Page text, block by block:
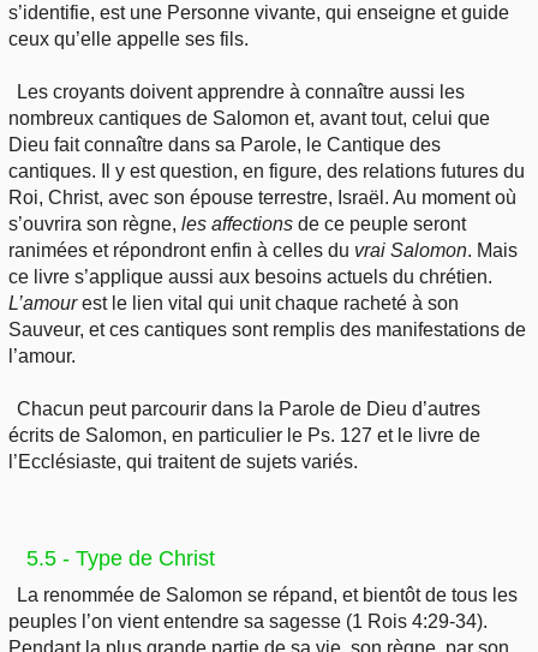
s’identifie, est une Personne vivante, qui enseigne et guide
ceux qu’elle appelle ses fils.
Les croyants doivent apprendre à connaître aussi les
nombreux cantiques de Salomon et, avant tout, celui que
Dieu fait connaître dans sa Parole, le Cantique des
cantiques. Il y est question, en figure, des relations futures du
Roi, Christ, avec son épouse terrestre, Israël. Au moment où
s’ouvrira son règne, les affections de ce peuple seront
ranimées et répondront enfin à celles du vrai Salomon. Mais
ce livre s’applique aussi aux besoins actuels du chrétien.
L’amourest le lien vital qui unit chaque racheté à son
Sauveur, et ces cantiques sont remplis des manifestations de
l’amour.
Chacun peut parcourir dans la Parole de Dieu d’autres
écrits de Salomon, en particulier le Ps. 127 et le livre de
l’Ecclésiaste, qui traitent de sujets variés.
5.5 - Type de Christ
La renommée de Salomon se répand, et bientôt de tous les
peuples l’on vient entendre sa sagesse (1 Rois 4:29-34).